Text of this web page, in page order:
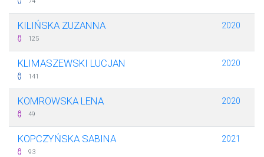
KILIŃSKA ZUZANNA
125
2020
KLIMASZEWSKI LUCJAN
141
2020
KOMROWSKA LENA
49
2020
KOPCZYŃSKA SABINA
93
2021